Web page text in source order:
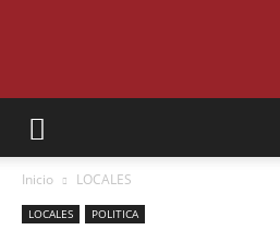
Inicio LOCALES
LOCALES POLITICA